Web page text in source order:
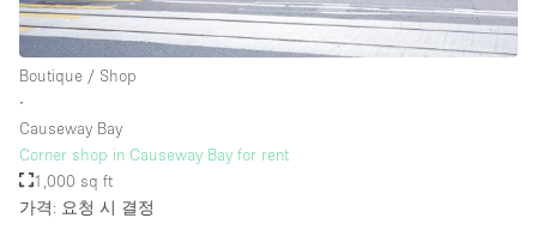
Boutique / Shop
∙
Causeway Bay
Corner shop in Causeway Bay for rent
1,000 sq ft
가격: 요청 시 결정